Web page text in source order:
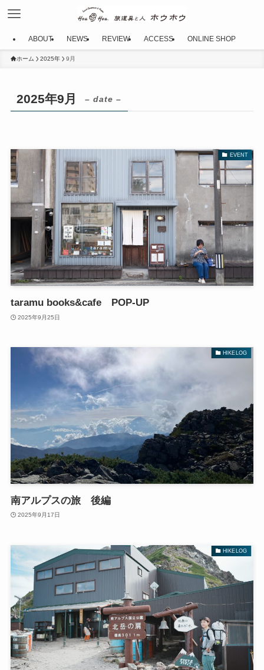
ABOUT NEWS REVIEW ACCESS ONLINE SHOP
ホーム 2025年 9月
2025年9月 – date –
EVENT
taramu books&cafe POP-UP
2025年9月25日
HIKELOG
南アルプスの旅 後編
2025年9月17日
HIKELOG